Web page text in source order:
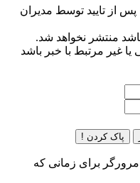
از تایید توسط مدیران
منتشر نخواهد شد.
غیر مرتبط با خبر باشد
پاک کردن !
برای زمانی که